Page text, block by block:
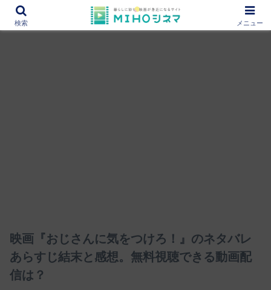
12000作品を紹介！あなたの映画図書館『MIHOシネマ』
映画『おじさんに気をつけろ！』のネタバレ
あらすじ結末と感想。無料視聴できる動画配
信は？
検索 メニュー